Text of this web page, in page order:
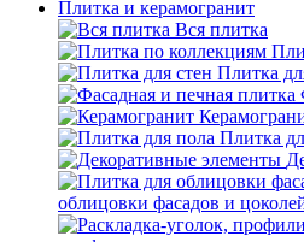
Плитка и керамогранит
Вся плитка
Плитка
Плитка
облицовки фасадов и